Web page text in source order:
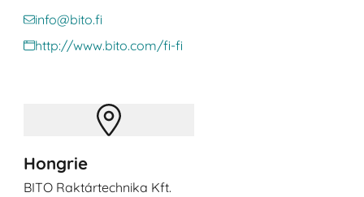
info@bito.fi
http://www.bito.com/fi-fi
Hongrie
BITO Raktártechnika Kft.